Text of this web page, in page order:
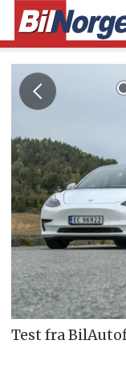
Test fra BilAutofil